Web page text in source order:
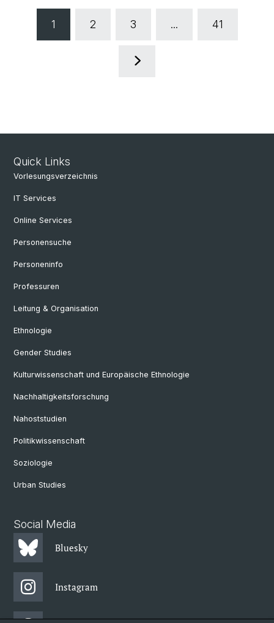
1 2 3 ... 41
Quick Links
Vorlesungsverzeichnis
IT Services
Online Services
Personensuche
Personeninfo
Professuren
Leitung & Organisation
Ethnologie
Gender Studies
Kulturwissenschaft und Europäische Ethnologie
Nachhaltigkeitsforschung
Nahoststudien
Politikwissenschaft
Soziologie
Urban Studies
Social Media
Bluesky
Instagram